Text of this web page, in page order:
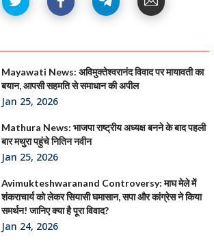
Mayawati News: अविमुक्तेश्वरानंद विवाद पर मायावती का
बयान, आपसी सहमति से समाधान की अपील
Jan 25, 2026
Mathura News: भाजपा राष्ट्रीय अध्यक्ष बनने के बाद पहली
बार मथुरा पहुंचे नितिन नवीन
Jan 25, 2026
Avimukteshwaranand Controversy: माघ मेले में
शंकराचार्य को लेकर सियासी घमासान, सपा और कांग्रेस ने किया
समर्थन! जानिए क्या है पूरा विवाद?
Jan 24, 2026